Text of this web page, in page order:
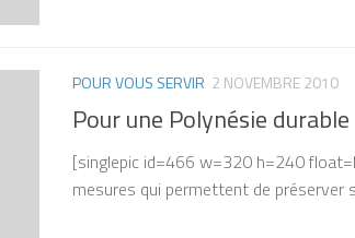
POUR VOUS SERVIR 2 NOVEMBRE 2010
Pour une Polynésie durable
[singlepic id=466 w=320 h=240
mesures qui permettent de